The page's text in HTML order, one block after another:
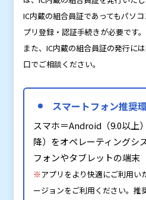
IC内蔵の組合員証であってもパソ
プリ登録・認証手続きが必要です。
また、IC内蔵の組合員証の発行に
口でご相談ください。
スマートフォン推奨
スマホ＝Android（9.0以上
降）をオペレーティングシ
フォンやタブレットの端末
※アプリをより快適にご利用い
ージョンをご利用ください。推